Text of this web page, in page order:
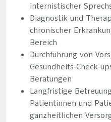
internistischer
Diagnostik und
chronischer
Bereich
Durchführung von
Gesundheits-Check-
Beratungen
Langfristige
Patientinnen und
ganzheitlichen